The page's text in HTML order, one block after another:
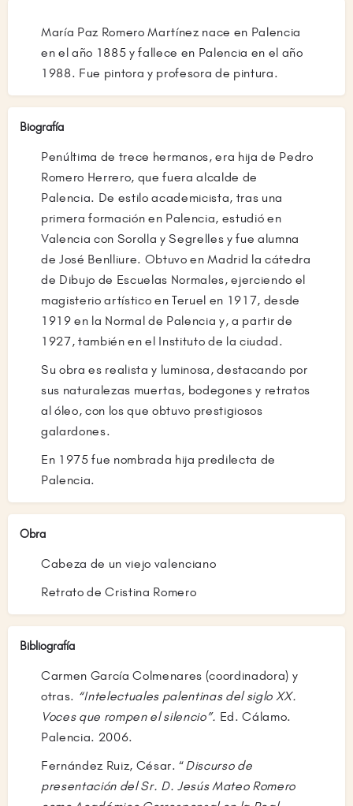
María Paz Romero Martínez nace en Palencia
en el año 1885 y fallece en Palencia en el año
1988. Fue pintora y profesora de pintura.
Biografía
Penúltima de trece hermanos, era hija de Pedro
Romero Herrero, que fuera alcalde de
Palencia. De estilo academicista, tras una
primera formación en Palencia, estudió en
Valencia con Sorolla y Segrelles y fue alumna
de José Benlliure. Obtuvo en Madrid la cátedra
de Dibujo de Escuelas Normales, ejerciendo el
magisterio artístico en Teruel en 1917, desde
1919 en la Normal de Palencia y, a partir de
1927, también en el Instituto de la ciudad.
Su obra es realista y luminosa, destacando por
sus naturalezas muertas, bodegones y retratos
al óleo, con los que obtuvo prestigiosos
galardones.
En 1975 fue nombrada hija predilecta de
Palencia.
Obra
Cabeza de un viejo valenciano
Retrato de Cristina Romero
Bibliografía
Carmen García Colmenares (coordinadora) y
otras. “Intelectuales palentinas del siglo XX.
Voces que rompen el silencio”. Ed. Cálamo.
Palencia. 2006.
Fernández Ruiz, César. “Discurso de
presentación del Sr. D. Jesús Mateo Romero